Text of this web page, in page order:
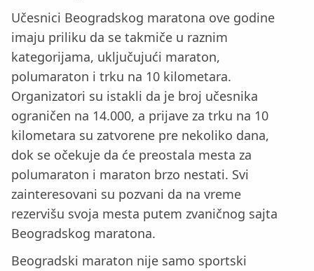
Učesnici Beogradskog maratona ove godine
imaju priliku da se takmiče u raznim
kategorijama, uključujući maraton,
polumaraton i trku na 10 kilometara.
Organizatori su istakli da je broj učesnika
ograničen na 14.000, a prijave za trku na 10
kilometara su zatvorene pre nekoliko dana,
dok se očekuje da će preostala mesta za
polumaraton i maraton brzo nestati. Svi
zainteresovani su pozvani da na vreme
rezervišu svoja mesta putem zvaničnog sajta
Beogradskog maratona.
Beogradski maraton nije samo sportski